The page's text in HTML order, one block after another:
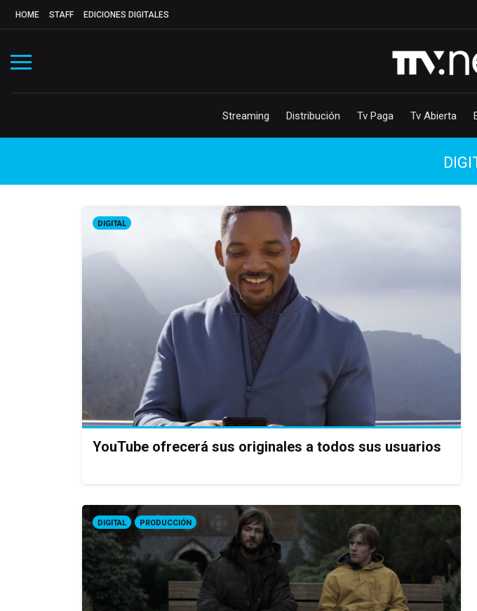
HOME STAFF EDICIONES DIGITALES
Streaming Distribución Tv Paga Tv Abierta
DIGITAL
YouTube ofrecerá sus originales a todos sus usuarios
DIGITAL PRODUCCIÓN